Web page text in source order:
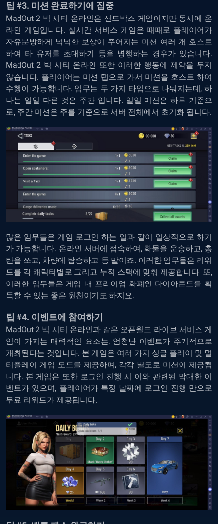
팁 #3. 미션 완료하기에 집중
MadOut 2 빅 시티 온라인은 샌드박스 게임이지만 동시에 온
라인 게임입니다. 실시간 서비스 게임은 때때로 플레이어가
자유분방하게 넉넉한 보상이 주어지는 미션 여러 개 호스트
하여 타 유저를 초대하기 등을 병행하는 경우가 있습니다.
MadOut 2 빅 시티 온라인 또한 이러한 행동에 제약을 두지
않습니다. 플레이어는 미션 탭으로 가서 미션을 호스트 하여
수행이 가능합니다. 임무는 두 가지 타입으로 나눠지는데, 하
나는 일일 다른 것은 주간 입니다. 일일 미션은 하루 기준으
로, 주간 미션은 주를 기준으로 서버 전체에서 초기화 됩니다.
많은 임무들은 게임 로그인 하는 일과 같이 일상적으로 하기
가 가능합니다. 온라인 서버에 접속하여, 화물을 운송하고, 총
탄을 쏘고, 차량에 탑승하고 등 말이죠. 이러한 임무들은 리워
드를 각 캐릭터별로 그리고 누적 스택에 맞춰 제공합니다. 또,
이러한 임무들은 게임 내 프리이엄 화폐인 다이아몬드를 획
득할 수 있는 좋은 원천이기도 하지요.
팁 #4. 이벤트에 참여하기
MadOut 2 빅 시티 온라인과 같은 오픈월드 라이브 서비스 게
임이 가지는 매력적인 요소는, 엄청난 이벤트가 주기적으로
개최된다는 것입니다. 본 게임은 여러 가지 싱글 플레이 및 멀
티플레이 게임 모드를 제공하며, 각각 별도로 미션이 제공됩
니다. 본 게임은 또한 로그인 진행 시 이와 관련된 막대한 이
벤트가 있으며, 플레이어가 특정 날짜에 로그인 진행 만으로
무료 리워드가 제공됩니다.